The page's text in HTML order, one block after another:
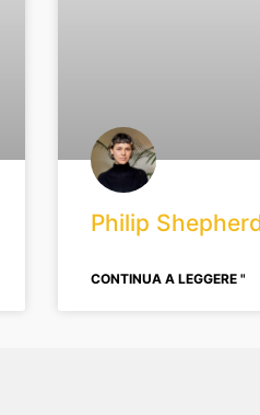
Philip
CONTINUA A LEGGERE "